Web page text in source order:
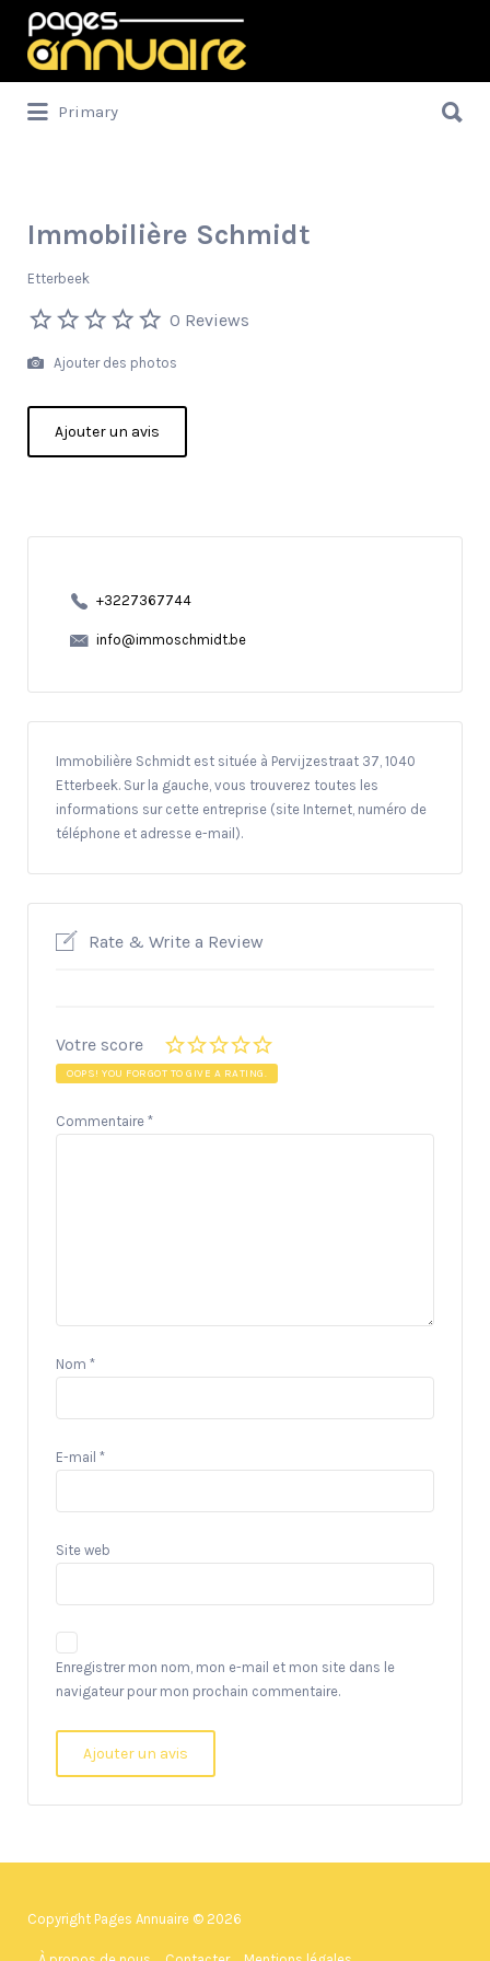
Rechercher:
Primary
Immobilière Schmidt
Etterbeek
0 Reviews
Ajouter des photos
Ajouter un avis
+3227367744
info@immoschmidt.be
Immobilière Schmidt est située à Pervijzestraat 37, 1040
Etterbeek. Sur la gauche, vous trouverez toutes les
informations sur cette entreprise (site Internet, numéro de
téléphone et adresse e-mail).
Rate & Write a Review
Votre score
OOPS! YOU FORGOT TO GIVE A RATING.
Commentaire *
Nom *
E-mail *
Site web
Enregistrer mon nom, mon e-mail et mon site dans le
navigateur pour mon prochain commentaire.
Copyright Pages Annuaire © 2026